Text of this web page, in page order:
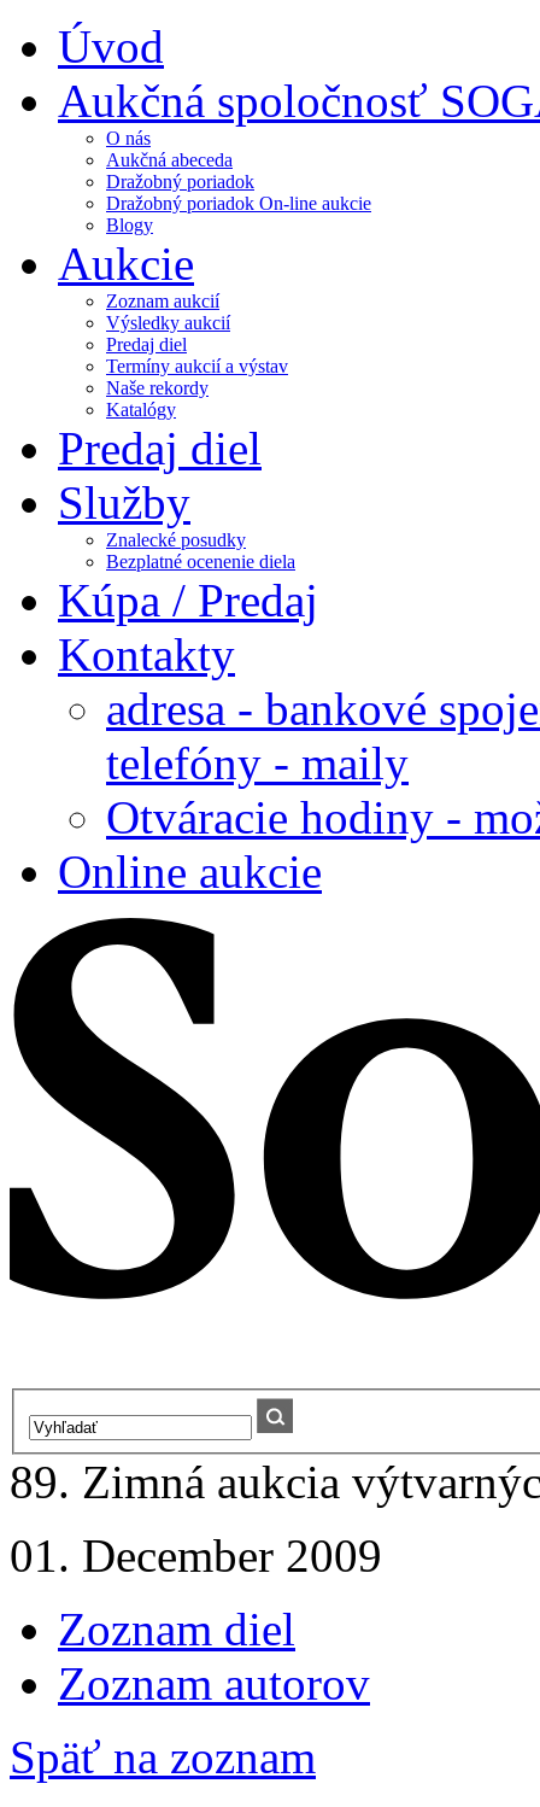
Úvod
Aukčná spoločnosť
O nás
Aukčná abeceda
Dražobný poriadok
Dražobný poriadok On-line aukcie
Blogy
Aukcie
Zoznam aukcií
Výsledky aukcií
Predaj diel
Termíny aukcií a výstav
Naše rekordy
Katalógy
Predaj diel
Služby
Znalecké posudky
Bezplatné ocenenie diela
Kúpa / Predaj
Kontakty
adresa - bankové
telefóny - maily
Otváracie hodiny -
Online aukcie
89. Zimná aukcia
01. December 2009
Zoznam diel
Zoznam autorov
Späť na zoznam